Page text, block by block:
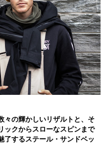
々の輝かしいリザルトと、そ
ックからスローなスピンまで
了するステール・サンドベッ